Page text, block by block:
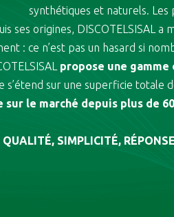
synthétiques et naturels. Les
ses origines, DISCOTELSISAL
: ce n’est pas un hasard si
propose une
s’étend sur une superficie
sur le marché depuis plus de
QUALITÉ, SIMPLICITÉ,